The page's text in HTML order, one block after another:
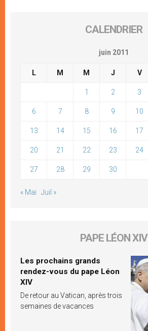
CALENDRIER
juin 2011
L M M J V
1 2 3
6 7 8 9 10
13 14 15 16 17
20 21 22 23 24
27 28 29 30
« Mai Juil »
PAPE LÉON XIV
Les prochains grands
rendez-vous du pape Léon
XIV
De retour au Vatican, après trois
semaines de vacances